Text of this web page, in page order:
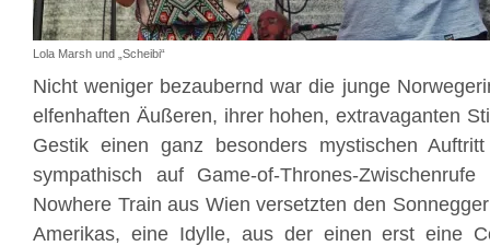
Lola Marsh und „Scheibi“
Nicht weniger bezaubernd war die junge
elfenhaften Äußeren, ihrer hohen, extravaganten
Gestik einen ganz besonders mystischen
sympathisch auf Game-of-Thrones-Zwischenrufe
Nowhere Train aus Wien versetzten den
Amerikas, eine Idylle, aus der einen erst eine